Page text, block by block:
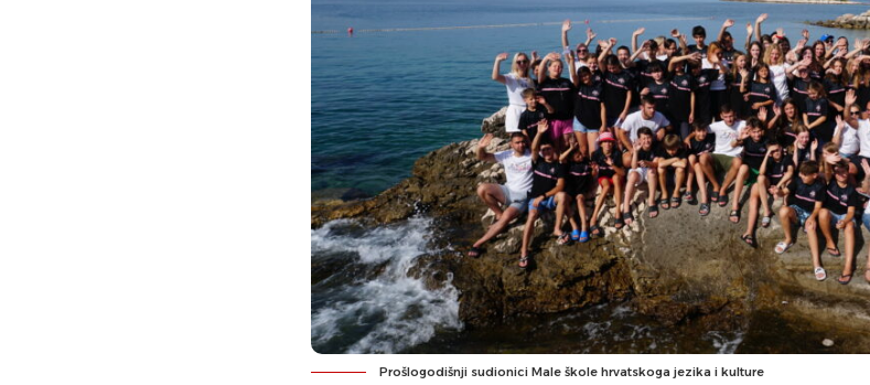
Prošlogodišnji sudionici Male škole hrvatskoga jezika i kulture